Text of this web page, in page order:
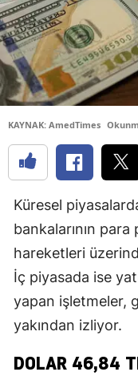
KAYNAK: AmedTimes
Küresel
bankalarının
hareketleri
İç piyasada ise
yapan işletmeler,
yakından izliyor.
DOLAR 46,84